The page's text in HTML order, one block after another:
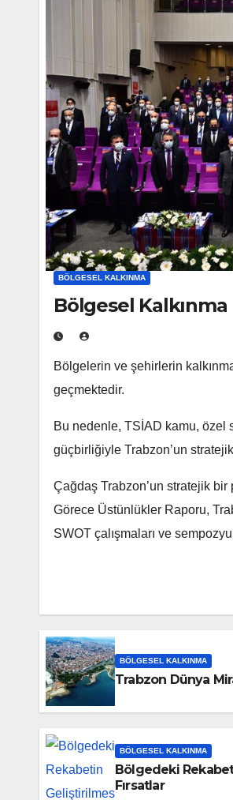
BÖLGESEL KALKINMA
Bölgesel Kalkınma
Bölgelerin ve şehirlerin
geçmektedir.
Bu nedenle, TSİAD kamu, özel
güçbirliğiyle Trabzon’un stratejik
Çağdaş Trabzon’un stratejik
Görece Üstünlükler Raporu,
SWOT çalışmaları ve
BÖLGESEL KALKINMA
Trabzon Dünya
BÖLGESEL KALKINMA
Bölgedeki
Fırsatlar